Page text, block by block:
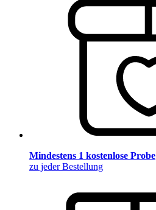
Mindestens 1 kostenlose Probe
zu jeder Bestellung